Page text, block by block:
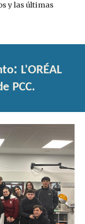
y las últimas
: L'ORÉAL
PCC.